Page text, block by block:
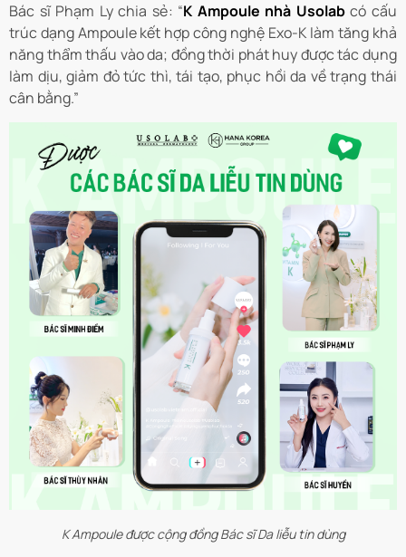
Bác sĩ Phạm Ly chia sẻ: “K Ampoule nhà Usolabcó cấu
trúc dạng Ampoule kết hợp công nghệ Exo-K làm tăng khả
năng thẩm thấu vào da; đồng thời phát huy được tác dụng
làm dịu, giảm đỏ tức thì, tái tạo, phục hồi da về trạng thái
cân bằng.”
K Ampoule được cộng đồng Bác sĩ Da liễu tin dùng